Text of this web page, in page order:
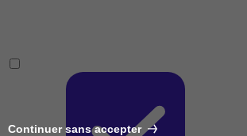
Continuer sans accepter